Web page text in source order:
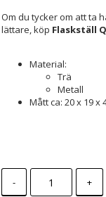
Om du tycker om att ta
lättare, köp Flaskställ
Material:
Trä
Metall
Mått ca: 20 x 19 x
- +